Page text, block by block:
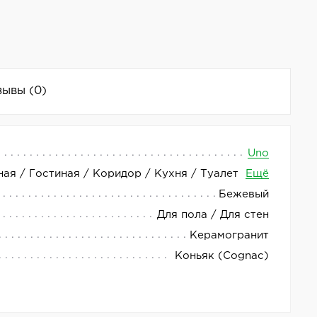
(0)
Uno
/ Гостиная / Коридор / Кухня / Туалет Ещё
Бежевый
Для пола / Для стен
Керамогранит
Коньяк (Cognac)
Матовая поверхность керамогранита
оформления.
Uno Cognac производится в Испании и
для тех, кто ценит качество, стиль и